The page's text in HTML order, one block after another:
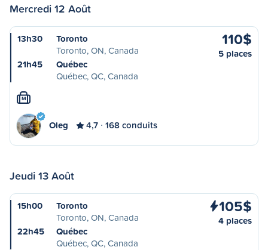
Mercredi 12 Août
13h30
Toronto
Toronto, ON, Canada
21h45
Québec
Québec, QC, Canada
110$
5 places
M
Oleg 4,7 168 conduits
Jeudi 13 Août
15h00
Toronto
Toronto, ON, Canada
22h45
Québec
Québec, QC, Canada
105$
4 places